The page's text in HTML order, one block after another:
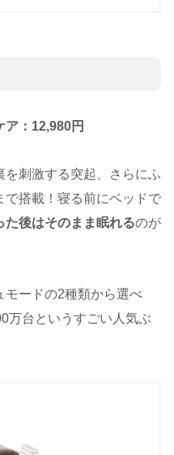
ア：12,980円
を刺激する突起、さらにふ
で搭載！寝る前にベッドで
た後はそのまま眠れるのが
モードの2種類から選べ
万台というすごい人気ぶ